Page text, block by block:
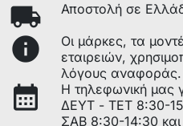
local_shipping Αποστολή σε
info
Οι μάρκες, τα
εταιρειών,
λόγους αναφοράς.
calendar_month
Η τηλεφωνική μας
ΔΕΥΤ - ΤΕΤ 8:30-
ΣΑΒ 8:30-14:30